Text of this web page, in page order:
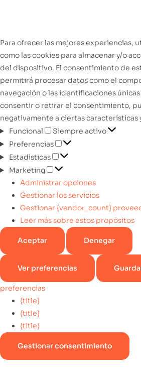
Para ofrecer las mejores experiencias,
como las cookies para almacenar y/o
del dispositivo. El consentimiento de
permitirá procesar datos como el
navegación o las identificaciones
consentir o retirar el consentimiento,
negativamente a ciertas características
Funcional
Siempre activo
Preferencias
Estadísticas
Marketing
Administrar opciones
Gestionar los servicios
Gestionar {vendor_count}
Leer más sobre estos propósitos
Aceptar Denegar
Ver preferencias
preferencias
{title}
{title}
{title}
Gestionar consentimiento